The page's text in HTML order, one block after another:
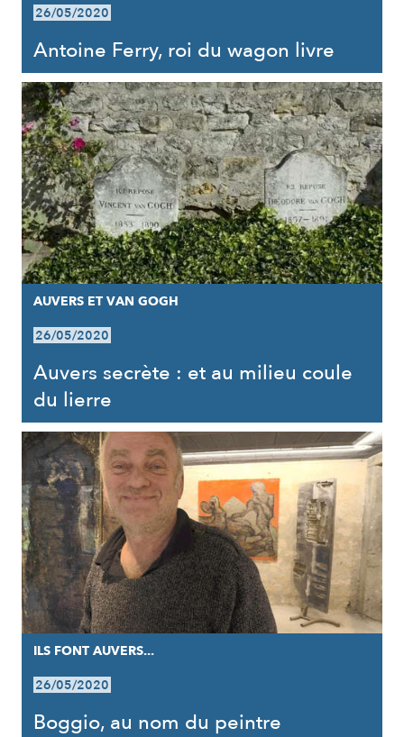
26/05/2020
Antoine Ferry, roi du wagon livre
AUVERS ET VAN GOGH
26/05/2020
Auvers secrète : et au milieu coule
du lierre
ILS FONT AUVERS...
26/05/2020
Boggio, au nom du peintre